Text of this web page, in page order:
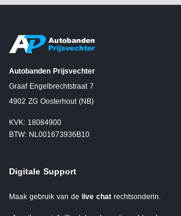
Autobanden Prijsvechter
Graaf Engelbrechtstraat 7
4902 ZG Oosterhout (NB)
KVK: 18084900
BTW: NL001673936B10
Digitale Support
Maak gebruik van de live chat rechtsonderin.